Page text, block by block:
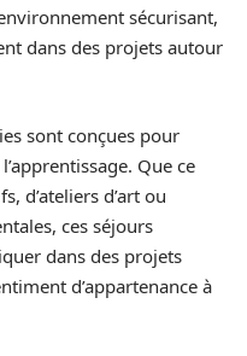
sécurisant,
dans des projets autour
sont conçues pour
Que ce
d’ateliers d’art ou
ces séjours
dans des projets
d’appartenance à